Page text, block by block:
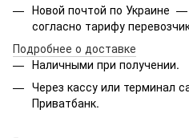
Новой почтой по Украине —
согласно тарифу
Подробнее о доставке
Наличными при получении.
Через кассу или терминал
Приватбанк.